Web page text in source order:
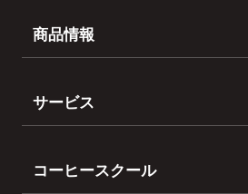
商品情報
サービス
コーヒースクール